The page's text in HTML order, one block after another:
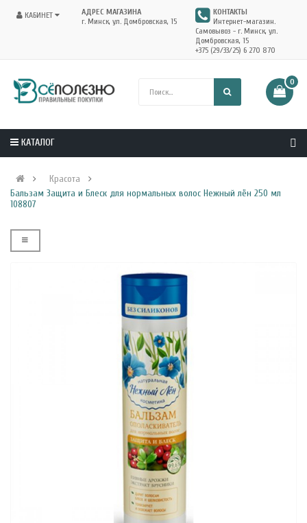
КАБИНЕТ
АДРЕС МАГАЗИНА
г. Минск, ул. Домбровская, 15
КОНТАКТЫ
Интернет-магазин.
Самовывоз - г. Минск, ул.
Домбровская, 15
+375 (29/33/25) 6 270 870
0
КАТАЛОГ
Красота
Бальзам Защита и Блеск для нормальных волос Нежный лён 250 мл
108807